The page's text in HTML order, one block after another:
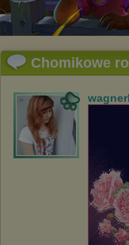
Chomikowe